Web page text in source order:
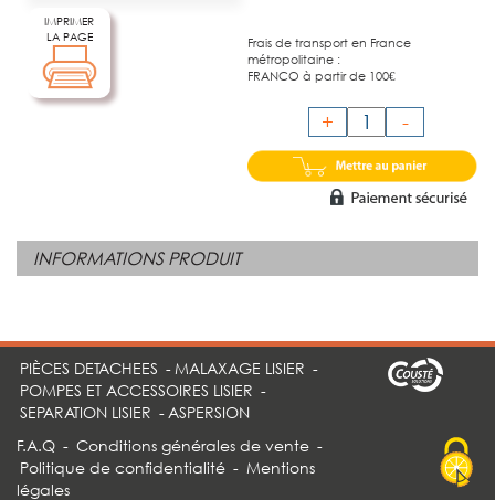
Frais de transport en France
métropolitaine :
FRANCO à partir de 100€
+ -
IMPRIMER
LA PAGE
INFORMATIONS PRODUIT
PIÈCES DETACHEES - MALAXAGE LISIER -
POMPES ET ACCESSOIRES LISIER -
SEPARATION LISIER - ASPERSION
F.A.Q - Conditions générales de vente -
Politique de confidentialité - Mentions
légales